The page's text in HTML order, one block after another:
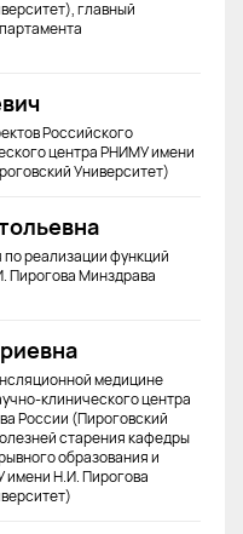
главный
Российского
центра РНИМУ имени
Университет)
реализации функций
Минздрава
медицине
клинического центра
России (Пироговский
старения кафедры
образования и
Н.И. Пирогова